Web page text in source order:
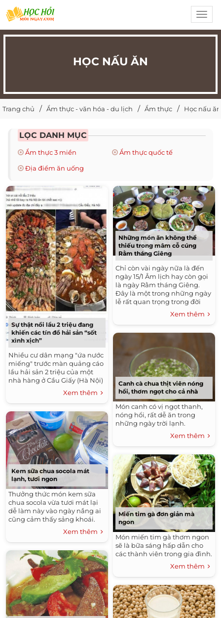
HỌC NẤU ĂN
Trang chủ Ẩm thực - văn hóa - du lịch Ẩm thực Học nấu ăn
LỌC DANH MỤC
Ẩm thực 3 miền
Ẩm thực quốc tế
Địa điểm ăn uống
Sự thật nồi lẩu 2 triệu đang
khiến các tín đồ hải sản “sốt
xình xịch”
Nhiều cư dân mạng "ứa nước
miếng" trước màn quảng cáo
lẩu hải sản 2 triệu của một
nhà hàng ở Cầu Giấy (Hà Nội)
Xem thêm
Kem sữa chua socola mát
lạnh, tươi ngon
Thưởng thức món kem sữa
chua socola vừa tươi mát lại
dễ làm này vào ngày nắng ai
cũng cảm thấy sảng khoái.
Xem thêm
Những món ăn không thể
thiếu trong mâm cỗ cúng
Rằm tháng Giêng
Chỉ còn vài ngày nữa là đến
ngày 15/1 Âm lịch hay còn gọi
là ngày Rằm tháng Giêng.
Đây là một trong những ngày
lễ rất quan trọng trong đời
sống tâm linh của người Việt.
Xem thêm
Canh cà chua thịt viên nóng
hổi, thơm ngọt cho cả nhà
Món canh có vị ngọt thanh,
nóng hổi, rất dễ ăn trong
những ngày trời lạnh.
Xem thêm
Miến tim gà đơn giản mà
ngon
Món miến tim gà thơm ngon
sẽ là bữa sáng hấp dẫn cho
các thành viên trong gia đình.
Xem thêm